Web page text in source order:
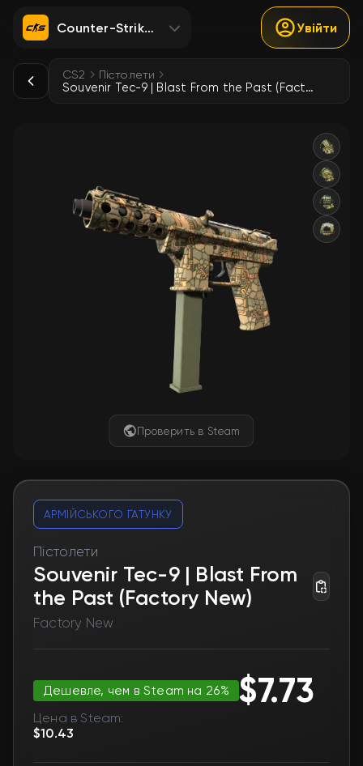
Counter-Strike 2 Увійти
CS2 Пістолети
Souvenir Tec-9 | Blast From the Past (Factory New)
Проверить в Steam
АРМІЙСЬКОГО ҐАТУНКУ
Пістолети
Souvenir Tec-9 | Blast From
the Past (Factory New)
Factory New
Дешевле, чем в Steam на 26% $7.73
Цена в Steam:
$10.43